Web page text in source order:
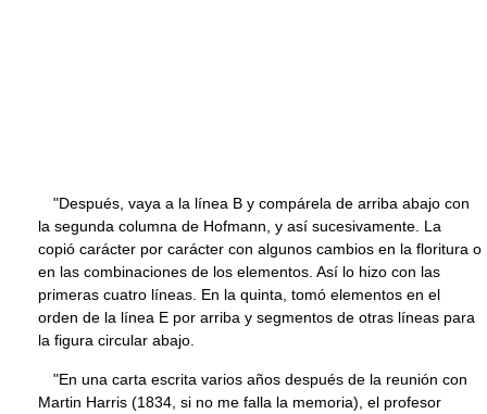
"Después, vaya a la línea B y compárela de arriba abajo con
la segunda columna de Hofmann, y así sucesivamente. La
copió carácter por carácter con algunos cambios en la floritura o
en las combinaciones de los elementos. Así lo hizo con las
primeras cuatro líneas. En la quinta, tomó elementos en el
orden de la línea E por arriba y segmentos de otras líneas para
la figura circular abajo.
"En una carta escrita varios años después de la reunión con
Martin Harris (1834, si no me falla la memoria), el profesor